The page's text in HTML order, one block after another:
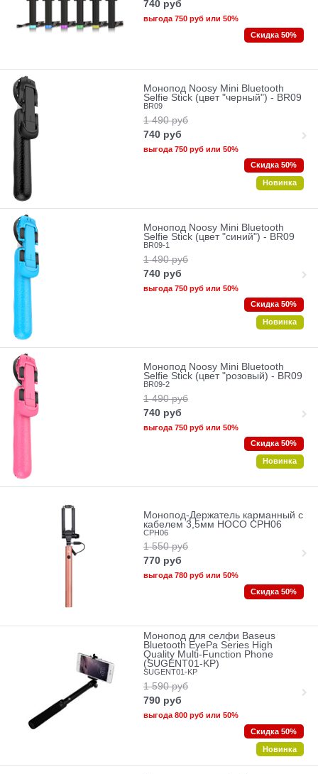
740 руб
выгода 750 рубили 50%
Скидка 50%
Монопод Noosy Mini Bluetooth
Selfie Stick (цвет "черный") - BR09
BR09
1 490 руб
740 руб
выгода 750 рубили 50%
Скидка 50%
Новинка
Монопод Noosy Mini Bluetooth
Selfie Stick (цвет "синий") - BR09
BR09-1
1 490 руб
740 руб
выгода 750 рубили 50%
Скидка 50%
Новинка
Монопод Noosy Mini Bluetooth
Selfie Stick (цвет "розовый) - BR09
BR09-2
1 490 руб
740 руб
выгода 750 рубили 50%
Скидка 50%
Новинка
Монопод-Держатель карманный c
кабелем 3,5мм HOCO CPH06
CPH06
1 550 руб
770 руб
выгода 780 рубили 50%
Скидка 50%
Монопод для селфи Baseus
Bluetooth EyePa Series High
Quality Multi-Function Phone
(SUGENT01-KP)
SUGENT01-KP
1 590 руб
790 руб
выгода 800 рубили 50%
Скидка 50%
Новинка